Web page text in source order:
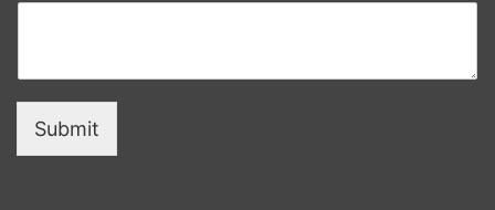
Submit